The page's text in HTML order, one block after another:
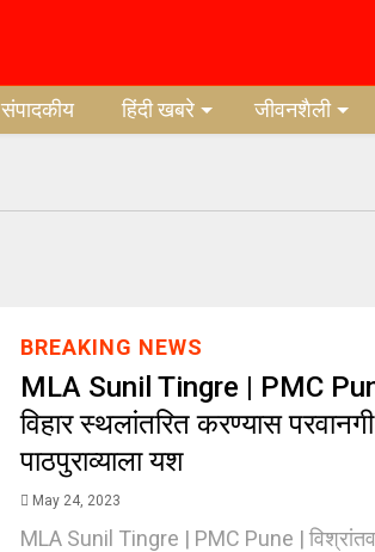
संपादकीय हिंदी खबरे जीवनशैली
BREAKING NEWS
MLA Sunil Tingre | PMC
विहार स्थलांतरित करण्यास
पाठपुराव्याला यश
May 24, 2023
MLA Sunil Tingre | PMC Pune |